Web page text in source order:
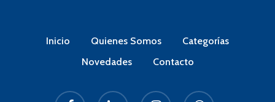
Inicio Quienes Somos
Categorías
Novedades
Contacto
facebook linkedin instagram whatsapp